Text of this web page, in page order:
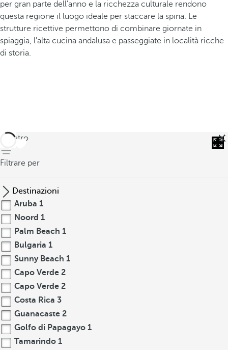
per gran parte dell'anno e la ricchezza culturale rendono
questa regione il luogo ideale per staccare la spina. Le
strutture ricettive permettono di combinare giornate in
spiaggia, l'alta cucina andalusa e passeggiate in località ricche
di storia.
indietro
Filtrare per
Destinazioni
Aruba 1
Noord 1
Palm Beach 1
Bulgaria 1
Sunny Beach 1
Capo Verde 2
Capo Verde 2
Costa Rica 3
Guanacaste 2
Golfo di Papagayo 1
Tamarindo 1